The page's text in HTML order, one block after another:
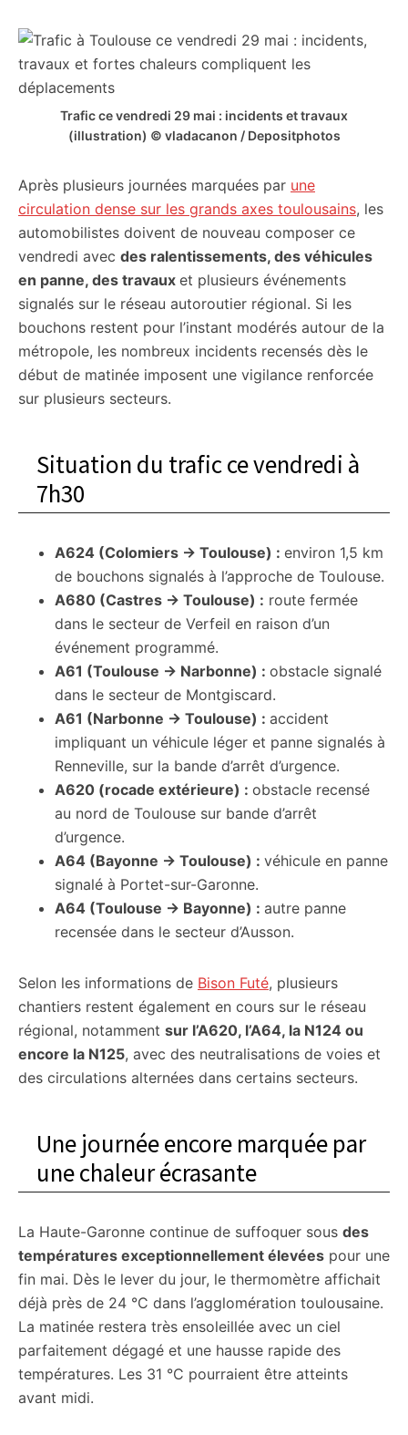
Trafic ce vendredi 29 mai : incidents et travaux
(illustration) © vladacanon / Depositphotos
Après plusieurs journées marquées par une
circulation dense sur les grands axes toulousains, les
automobilistes doivent de nouveau composer ce
vendredi avec des ralentissements, des véhicules
en panne, des travaux et plusieurs événements
signalés sur le réseau autoroutier régional. Si les
bouchons restent pour l’instant modérés autour de la
métropole, les nombreux incidents recensés dès le
début de matinée imposent une vigilance renforcée
sur plusieurs secteurs.
Situation du trafic ce vendredi à
7h30
A624 (Colomiers → Toulouse) : environ 1,5 km
de bouchons signalés à l’approche de Toulouse.
A680 (Castres → Toulouse) : route fermée
dans le secteur de Verfeil en raison d’un
événement programmé.
A61 (Toulouse → Narbonne) : obstacle signalé
dans le secteur de Montgiscard.
A61 (Narbonne → Toulouse) : accident
impliquant un véhicule léger et panne signalés à
Renneville, sur la bande d’arrêt d’urgence.
A620 (rocade extérieure) : obstacle recensé
au nord de Toulouse sur bande d’arrêt
d’urgence.
A64 (Bayonne → Toulouse) : véhicule en panne
signalé à Portet-sur-Garonne.
A64 (Toulouse → Bayonne) : autre panne
recensée dans le secteur d’Ausson.
Selon les informations de Bison Futé, plusieurs
chantiers restent également en cours sur le réseau
régional, notamment sur l’A620, l’A64, la N124 ou
encore la N125, avec des neutralisations de voies et
des circulations alternées dans certains secteurs.
Une journée encore marquée par
une chaleur écrasante
La Haute-Garonne continue de suffoquer sous des
températures exceptionnellement élevées pour une
fin mai. Dès le lever du jour, le thermomètre affichait
déjà près de 24 °C dans l’agglomération toulousaine.
La matinée restera très ensoleillée avec un ciel
parfaitement dégagé et une hausse rapide des
températures. Les 31 °C pourraient être atteints
avant midi.